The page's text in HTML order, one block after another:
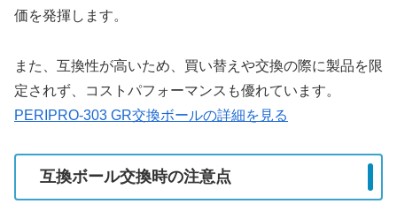
価を発揮します。
また、互換性が高いため、買い替えや交換の際に製品を限
定されず、コストパフォーマンスも優れています。
PERIPRO-303 GR交換ボールの詳細を見る
互換ボール交換時の注意点